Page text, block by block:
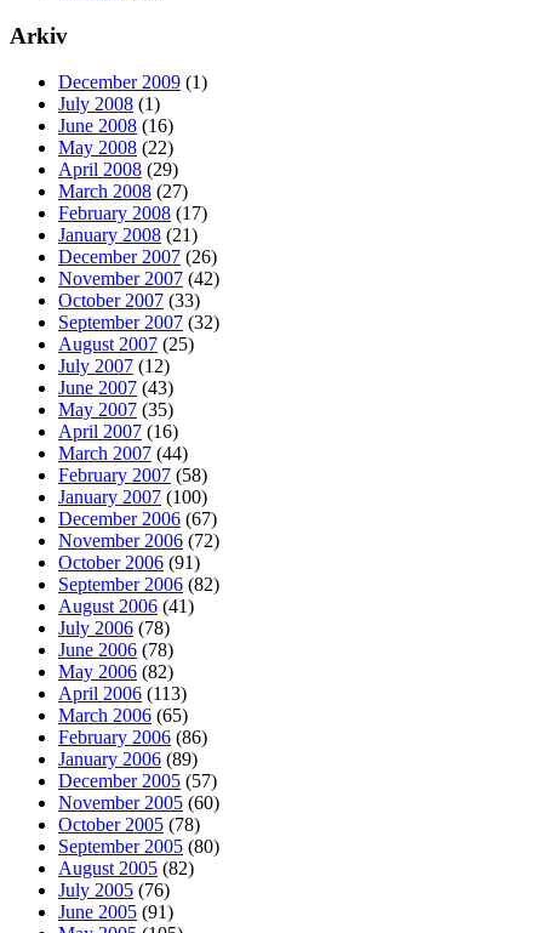
Arkiv
December 2009 (1)
July 2008 (1)
June 2008 (16)
May 2008 (22)
April 2008 (29)
March 2008 (27)
February 2008 (17)
January 2008 (21)
December 2007 (26)
November 2007 (42)
October 2007 (33)
September 2007 (32)
August 2007 (25)
July 2007 (12)
June 2007 (43)
May 2007 (35)
April 2007 (16)
March 2007 (44)
February 2007 (58)
January 2007 (100)
December 2006 (67)
November 2006 (72)
October 2006 (91)
September 2006 (82)
August 2006 (41)
July 2006 (78)
June 2006 (78)
May 2006 (82)
April 2006 (113)
March 2006 (65)
February 2006 (86)
January 2006 (89)
December 2005 (57)
November 2005 (60)
October 2005 (78)
September 2005 (80)
August 2005 (82)
July 2005 (76)
June 2005 (91)